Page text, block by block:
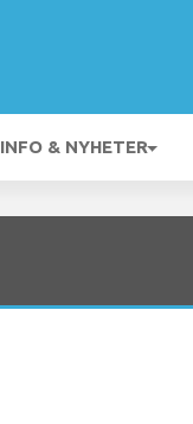
INFO & NYHETER